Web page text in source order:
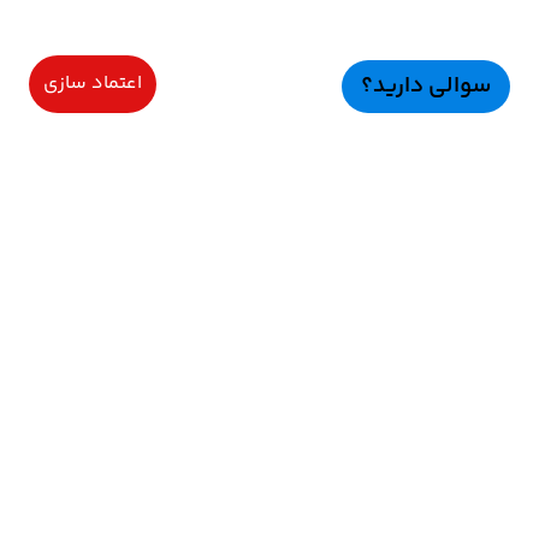
سوالی دارید؟ اعتماد سازی